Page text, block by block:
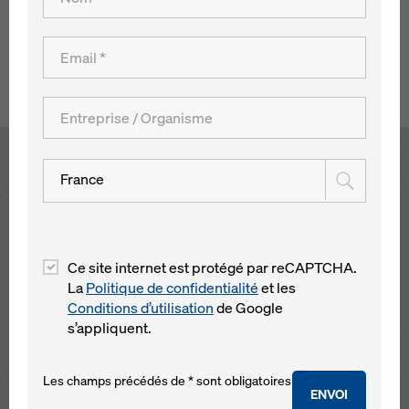
Timelkam a fait construire une nouvelle centrale à cycle
combiné gaz et vapeur.
Retour à l´aperçu
France
Ce site internet est protégé par reCAPTCHA.
LaPolitique de confidentialitéet les
Conditions d’utilisationde Google
s’appliquent.
ENVOI
Les champs précédés de * sont obligatoires